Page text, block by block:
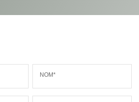
NOM*